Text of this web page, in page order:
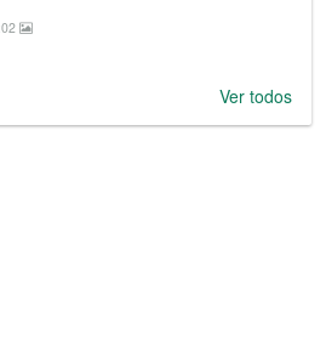
Ver todos